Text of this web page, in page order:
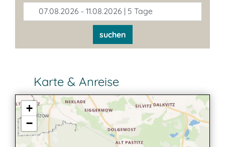
07.08.2026 - 11.08.2026 | 5 Tage
suchen
Karte & Anreise
+
−